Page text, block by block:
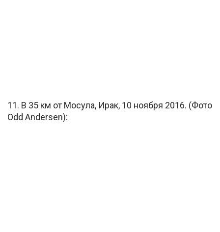
11. В 35 км от Мосула, Ирак, 10 ноября 2016. (Фото
Odd Andersen):